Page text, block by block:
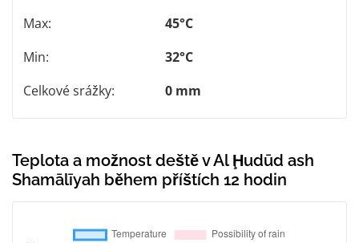
Max:
45°C
Min:
32°C
Celkové srážky:
0 mm
Teplota a možnost deště v Al Ḩudūd ash
Shamālīyah během příštích 12 hodin